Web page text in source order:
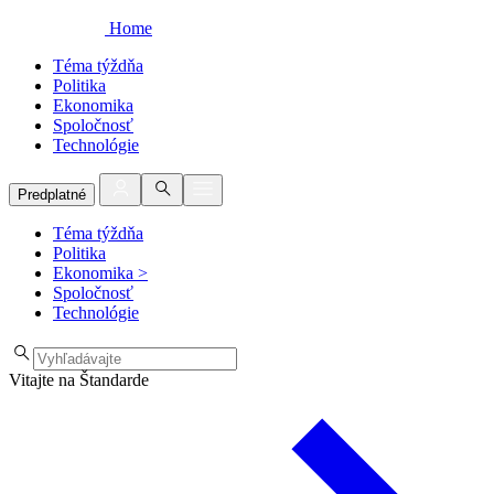
Home
Téma týždňa
Politika
Ekonomika
Spoločnosť
Technológie
Predplatné
Téma týždňa
Politika
Ekonomika >
Spoločnosť
Technológie
Vitajte na Štandarde